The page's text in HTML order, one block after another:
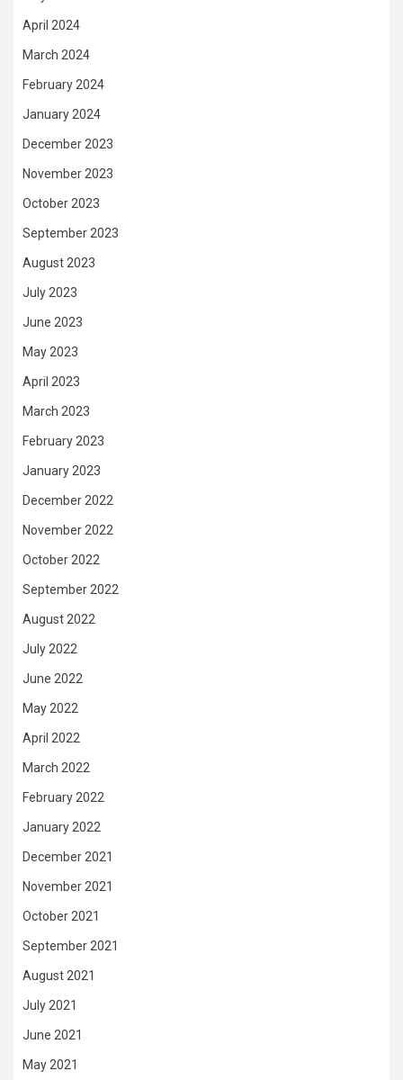
April 2024
March 2024
February 2024
January 2024
December 2023
November 2023
October 2023
September 2023
August 2023
July 2023
June 2023
May 2023
April 2023
March 2023
February 2023
January 2023
December 2022
November 2022
October 2022
September 2022
August 2022
July 2022
June 2022
May 2022
April 2022
March 2022
February 2022
January 2022
December 2021
November 2021
October 2021
September 2021
August 2021
July 2021
June 2021
May 2021